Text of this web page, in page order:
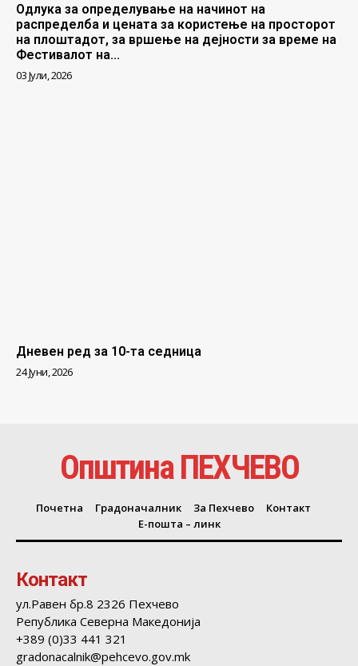
Одлука за определување на начинот на
распределба и цената за користење на просторот
на плоштадот, за вршење на дејности за време на
Фестивалот на...
03 Јули, 2026
Дневен ред за 10-та седница
24 Јуни, 2026
Општина ПЕХЧЕВО
Почетна Градоначалник За Пехчево
Контакт
Е-пошта – линк
Контакт
ул.Равен бр.8 2326 Пехчево
Република Северна Македонија
+389 (0)33 441 321
gradonacalnik@pehcevo.gov.mk